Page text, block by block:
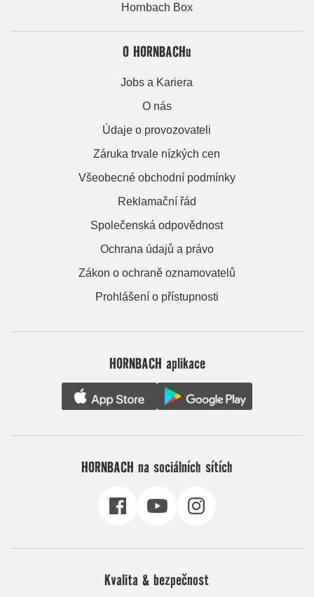
Hornbach Box
O HORNBACHu
Jobs a Kariera
O nás
Údaje o provozovateli
Záruka trvale nízkých cen
Všeobecné obchodní podmínky
Reklamační řád
Společenská odpovědnost
Ochrana údajů a právo
Zákon o ochraně oznamovatelů
Prohlášení o přístupnosti
HORNBACH aplikace
HORNBACH na sociálních sítích
Kvalita & bezpečnost